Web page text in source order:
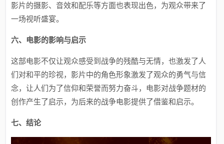
影片的摄影、音效和配乐等方面也表现出色，为观众带来了
一场视听盛宴。
六、电影的影响与启示
这部电影不仅让观众感受到战争的残酷与无情，也激发了人
们对和平的珍视，影片中的角色形象激发了观众的勇气与信
念，让人们为了信仰和荣誉而努力奋斗，电影对战争题材的
创作产生了启示，为后来的战争电影提供了借鉴和启示。
七、结论